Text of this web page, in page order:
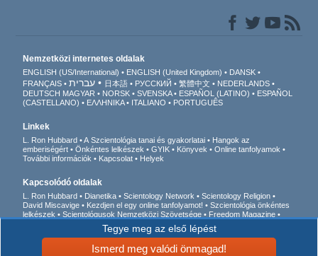
Tegye meg az első lépést
Ismerd meg valódi önmagad!
Nemzetközi internetes oldalak
ENGLISH (US/International) ENGLISH (United Kingdom)
DANSK
FRANÇAIS
עברית 日本語 РУССКИЙ 繁體中文
NEDERLANDS
DEUTSCH MAGYAR NORSK SVENSKA ESPAÑOL (LATINO)
ESPAÑOL
(CASTELLANO)
ΕΛΛΗΝΙΚA ITALIANO PORTUGUÊS
Linkek
L. Ron Hubbard A Szcientológia tanai és gyakorlatai
Hangok az
emberiségért
Önkéntes lelkészek GYIK Könyvek
Online tanfolyamok
További információk
Kapcsolat Helyek
Kapcsolódó oldalak
L. Ron Hubbard Dianetika Scientology Network
Scientology Religion
David Miscavige
Kezdjen el egy online tanfolyamot!
Szcientológia önkéntes
lelkészek
Scientológusok Nemzetközi Szövetsége
Freedom Magazine
Akik felszólalnak egy
Együtt az Emberi Jogokért
Fiatalok az Emberi Jogokért
Állampolgári Bizottság az Emberi Jogokért